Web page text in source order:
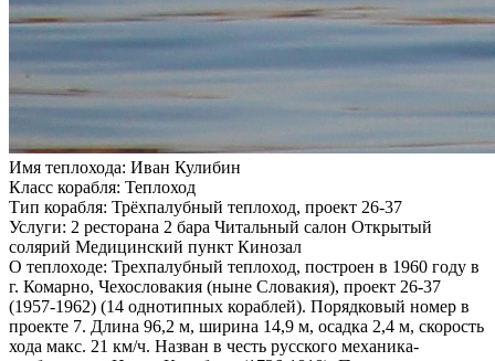
Имя теплохода: Иван Кулибин
Класс корабля: Теплоход
Тип корабля: Трёхпалубный теплоход, проект 26-37
Услуги: 2 ресторана 2 бара Читальный салон Открытый
солярий Медицинский пункт Кинозал
О теплоходе: Трехпалубный теплоход, построен в 1960 году в
г. Комарно, Чехословакия (ныне Словакия), проект 26-37
(1957-1962) (14 однотипных кораблей). Порядковый номер в
проекте 7. Длина 96,2 м, ширина 14,9 м, осадка 2,4 м, скорость
хода макс. 21 км/ч. Назван в честь русского механика-